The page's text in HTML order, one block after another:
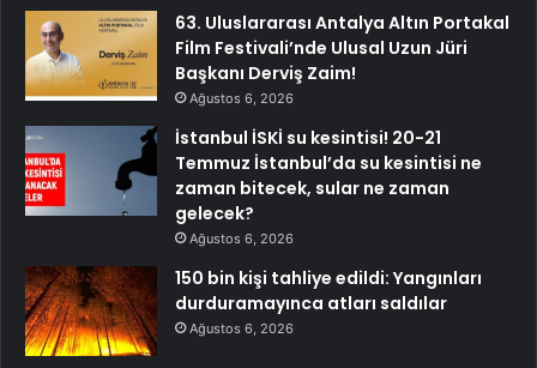
63. Uluslararası Antalya Altın Portakal
Film Festivali’nde Ulusal Uzun Jüri
Başkanı Derviş Zaim!
Ağustos 6, 2026
İstanbul İSKİ su kesintisi! 20-21
Temmuz İstanbul’da su kesintisi ne
zaman bitecek, sular ne zaman
gelecek?
Ağustos 6, 2026
150 bin kişi tahliye edildi: Yangınları
durduramayınca atları saldılar
Ağustos 6, 2026